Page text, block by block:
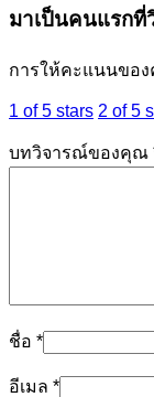
มาเป็นคนแรกที่
การให้คะแนนขอ
1 of 5 stars 2 of 5
บทวิจารณ์ของคุณ
ชื่อ *
อีเมล *